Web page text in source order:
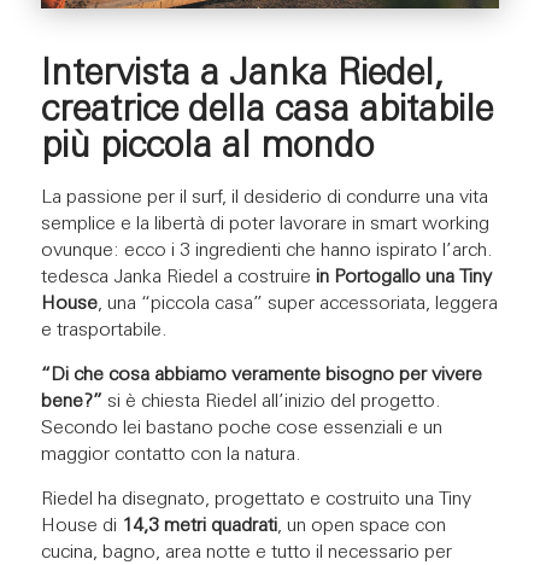
Intervista a Janka Riedel,
creatrice della casa abitabile
più piccola al mondo
La passione per il surf, il desiderio di condurre una vita
semplice e la libertà di poter lavorare in smart working
ovunque: ecco i 3 ingredienti che hanno ispirato l’arch.
tedesca Janka Riedel a costruire in Portogallo una Tiny
House, una “piccola casa” super accessoriata, leggera
e trasportabile.
“Di che cosa abbiamo veramente bisogno per vivere
bene?” si è chiesta Riedel all’inizio del progetto.
Secondo lei bastano poche cose essenziali e un
maggior contatto con la natura.
Riedel ha disegnato, progettato e costruito una Tiny
House di 14,3 metri quadrati, un open space con
cucina, bagno, area notte e tutto il necessario per